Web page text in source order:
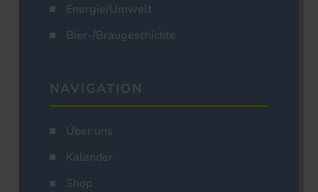
Energie/Umwelt
Bier-/Braugeschichte
NAVIGATION
Über uns
Kalender
Shop